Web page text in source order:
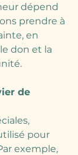
dépend
prendre à
en
don et la
de
pour
exemple,